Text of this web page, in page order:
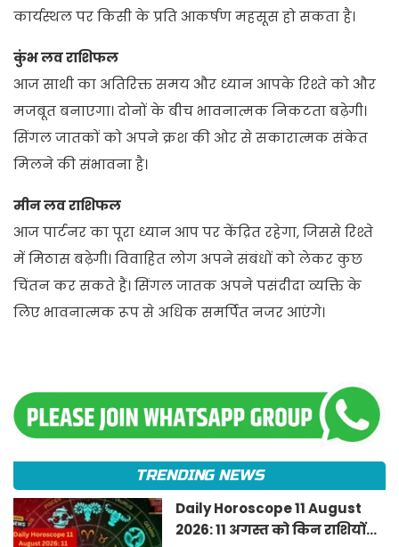
कार्यस्थल पर किसी के प्रति आकर्षण महसूस हो सकता है।
कुंभ लव राशिफल
आज साथी का अतिरिक्त समय और ध्यान आपके रिश्ते को और
मजबूत बनाएगा। दोनों के बीच भावनात्मक निकटता बढ़ेगी।
सिंगल जातकों को अपने क्रश की ओर से सकारात्मक संकेत
मिलने की संभावना है।
मीन लव राशिफल
आज पार्टनर का पूरा ध्यान आप पर केंद्रित रहेगा, जिससे रिश्ते
में मिठास बढ़ेगी। विवाहित लोग अपने संबंधों को लेकर कुछ
चिंतन कर सकते हैं। सिंगल जातक अपने पसंदीदा व्यक्ति के
लिए भावनात्मक रूप से अधिक समर्पित नजर आएंगे।
TRENDING NEWS
Daily Horoscope 11 August
2026: 11 अगस्त को किन राशियों